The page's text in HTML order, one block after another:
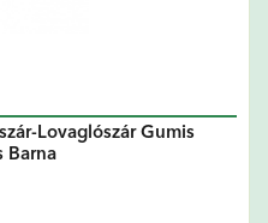
Lovaglószár Gumis
Barna